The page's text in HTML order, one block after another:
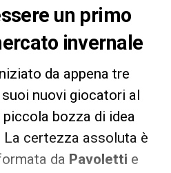
un primo
invernale
da appena tre
nuovi giocatori al
piccola bozza di idea
La certezza assoluta è
da Pavoletti e